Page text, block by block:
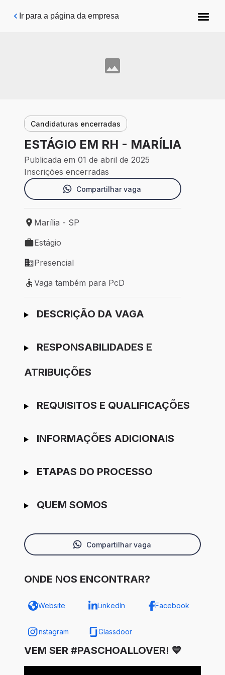
Pular para o conteúdo principal
Ir para a página da empresa
Candidaturas encerradas
ESTÁGIO EM RH - MARÍLIA
Publicada em 01 de abril de 2025
Inscrições encerradas
Compartilhar vaga
Local de trabalho: Marília - SP
Marília - SP
Tipo de vaga: Estágio
Estágio
Modelo de trabalho: Presencial
Presencial
Vaga também para PcD
Vaga também para PcD
Ir para candidatura
DESCRIÇÃO DA VAGA
RESPONSABILIDADES E
ATRIBUIÇÕES
REQUISITOS E QUALIFICAÇÕES
INFORMAÇÕES ADICIONAIS
ETAPAS DO PROCESSO
QUEM SOMOS
Compartilhar vaga
ONDE NOS ENCONTRAR?
Website LinkedIn Facebook
Instagram Glassdoor
VEM SER #PASCHOALLOVER! 💙